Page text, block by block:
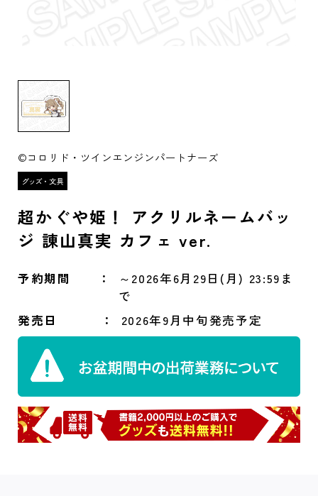
©コロリド・ツインエンジンパートナーズ
超かぐや姫！ アクリルネームバッ
ジ 諌山真実 カフェ ver.
予約期間
～2026年6月29日(月) 23:59ま
で
発売日
2026年9月中旬発売予定